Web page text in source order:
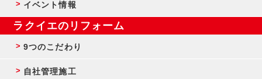
イベント情報
ラクイエのリフォーム
9つのこだわり
自社管理施工